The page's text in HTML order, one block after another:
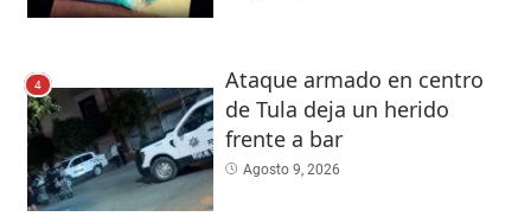
4
Ataque armado en centro
de Tula deja un herido
frente a bar
Agosto 9, 2026